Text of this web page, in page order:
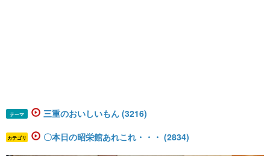
テーマ 三重のおいしいもん (3216)
カテゴリ 〇本日の昭栄館あれこれ・・・ (2834)